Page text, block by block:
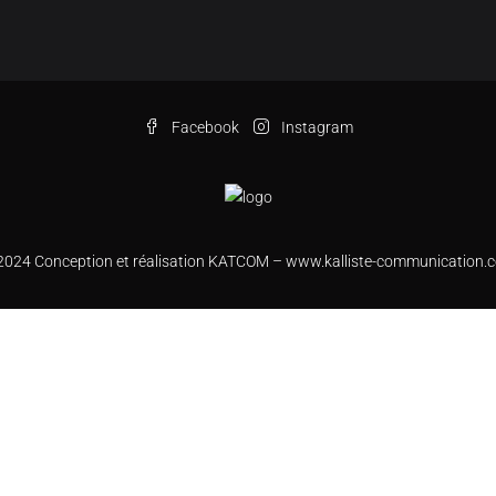
Facebook Instagram
Conception et réalisation KATCOM – www.kalliste-